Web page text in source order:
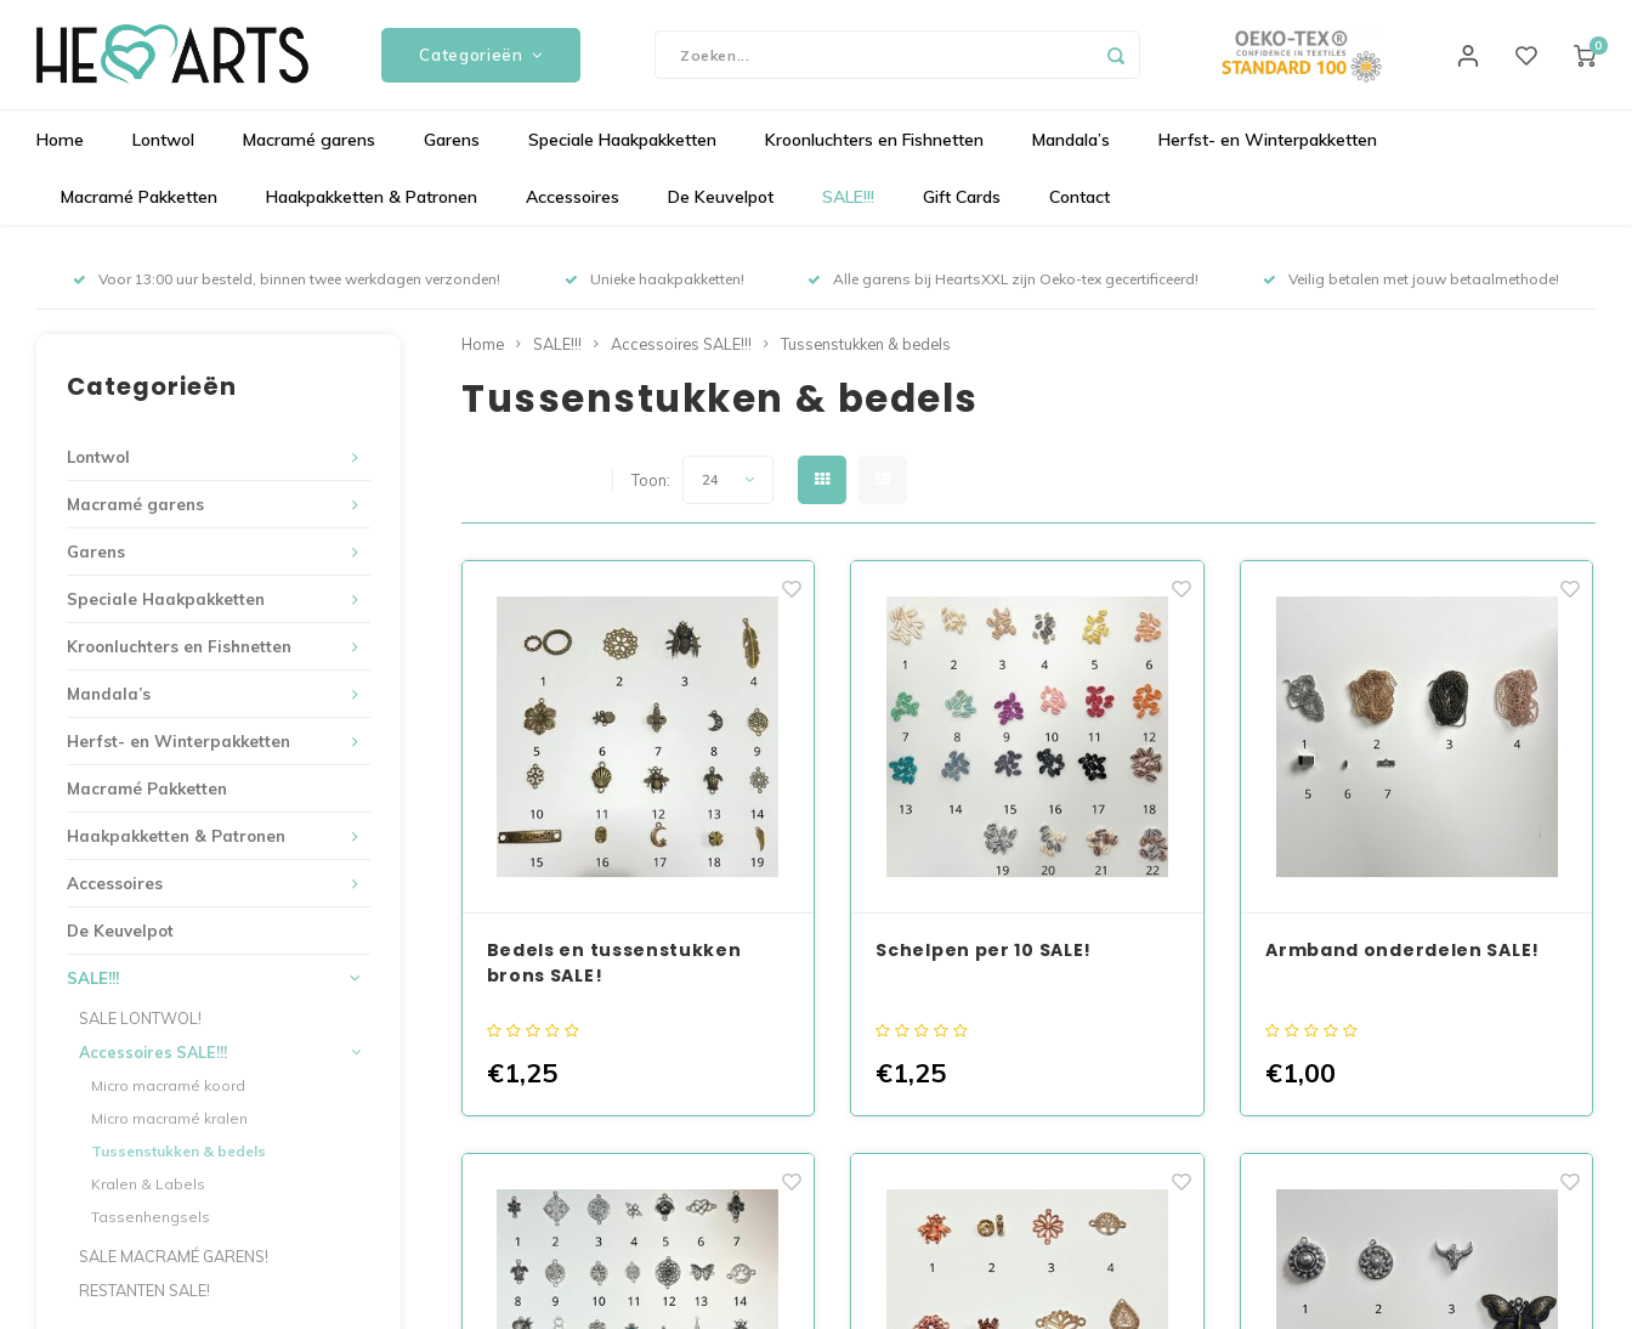
Categorieën 0
Home Lontwol Macramé garens Garens Speciale Haakpakketten Kroonluchters en Fishnetten Mandala’s Herfst- en Winterpakketten
Macramé Pakketten Haakpakketten & Patronen Accessoires De Keuvelpot SALE!!! Gift Cards Contact
Voor 13:00 uur besteld, binnen twee werkdagen verzonden! Unieke haakpakketten! Alle garens bij HeartsXXL zijn Oeko-tex gecertificeerd! Veilig betalen met jouw betaalmethode!
Categorieën
Lontwol
Macramé garens
Garens
Speciale Haakpakketten
Kroonluchters en Fishnetten
Mandala’s
Herfst- en Winterpakketten
Macramé Pakketten
Haakpakketten & Patronen
Accessoires
De Keuvelpot
SALE!!!
SALE LONTWOL!
Accessoires SALE!!!
Micro macramé koord
Micro macramé kralen
Tussenstukken & bedels
Kralen & Labels
Tassenhengsels
SALE MACRAMÉ GARENS!
RESTANTEN SALE!
Home SALE!!! Accessoires SALE!!! Tussenstukken & bedels
Tussenstukken & bedels
Toon: 24
Bedels en tussenstukken
brons SALE!
€1,25
Schelpen per 10 SALE!
€1,25
Armband onderdelen SALE!
€1,00